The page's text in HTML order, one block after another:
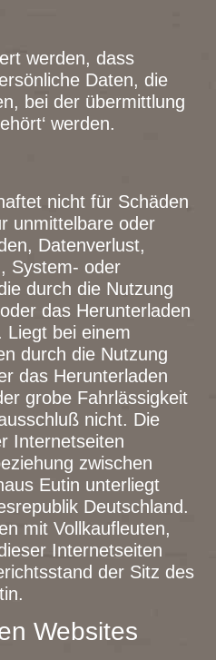
werden, dass
Daten, die
bei der übermittlung
werden.
nicht für Schäden
unmittelbare oder
Datenverlust,
System- oder
durch die Nutzung
das Herunterladen
Liegt bei einem
durch die Nutzung
das Herunterladen
grobe Fahrlässigkeit
nicht. Die
Internetseiten
zwischen
Eutin unterliegt
Deutschland.
mit Vollkaufleuten,
Internetseiten
der Sitz des
Websites